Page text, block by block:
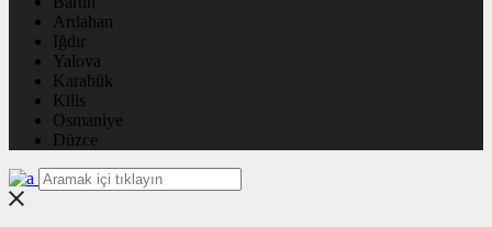
Ardahan
Iğdır
Yalova
Karabük
Kilis
Osmaniye
Düzce